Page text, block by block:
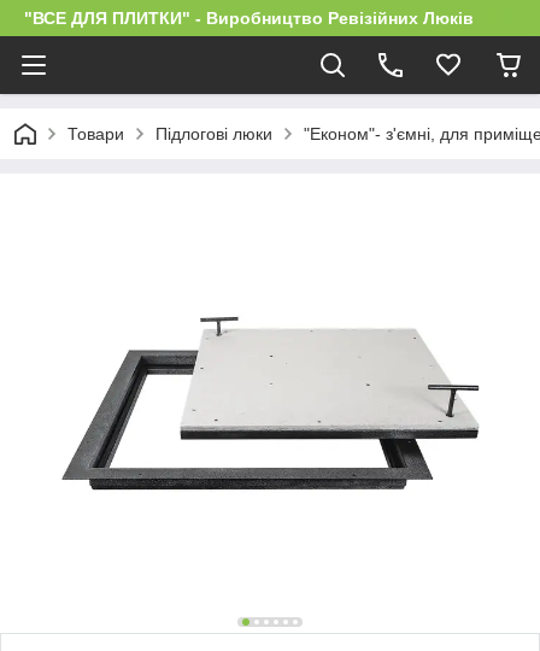
"ВСЕ ДЛЯ ПЛИТКИ" - Виробництво Ревізійних Люків
Товари Підлогові люки "Економ"- з'ємні, для